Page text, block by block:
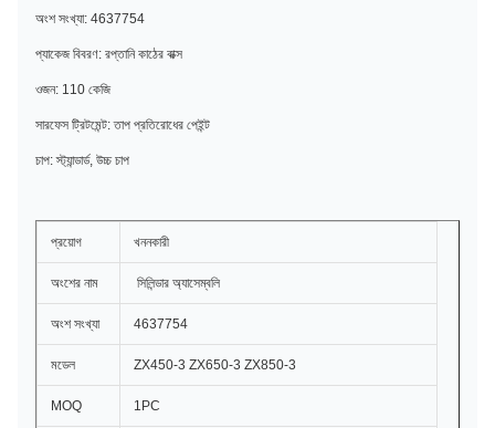
অংশ সংখ্যা: 4637754
প্যাকেজ বিবরণ: রপ্তানি কাঠের বাক্স
ওজন: 110 কেজি
সারফেস ট্রিটমেন্ট: তাপ প্রতিরোধের পেইন্ট
চাপ: স্ট্যান্ডার্ড, উচ্চ চাপ
প্রয়োগ খননকারী
অংশের নাম সিলিন্ডার অ্যাসেম্বলি
অংশ সংখ্যা 4637754
মডেল ZX450-3 ZX650-3 ZX850-3
MOQ 1PC